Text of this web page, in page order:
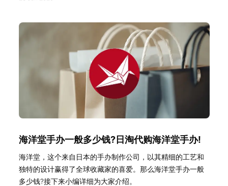
海洋堂手办一般多少钱?日淘代购海洋堂手办!
海洋堂，这个来自日本的手办制作公司，以其精细的工艺和
独特的设计赢得了全球收藏家的喜爱。那么海洋堂手办一般
多少钱?接下来小编详细为大家介绍。